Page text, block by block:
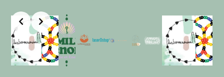
Slide 5 of 5